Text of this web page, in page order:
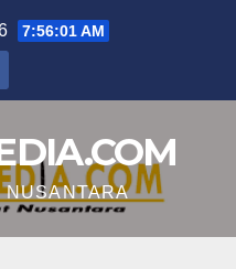
7:56:02 AM
NUSANTARA